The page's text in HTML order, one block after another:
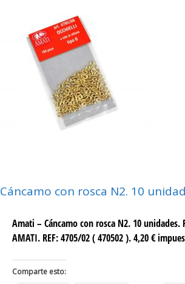
Cáncamo con rosca N2. 10
Amati – Cáncamo con rosca N2. 10 unidades.
AMATI. REF: 4705/02 ( 470502 ). 4,20 €
Comparte esto: